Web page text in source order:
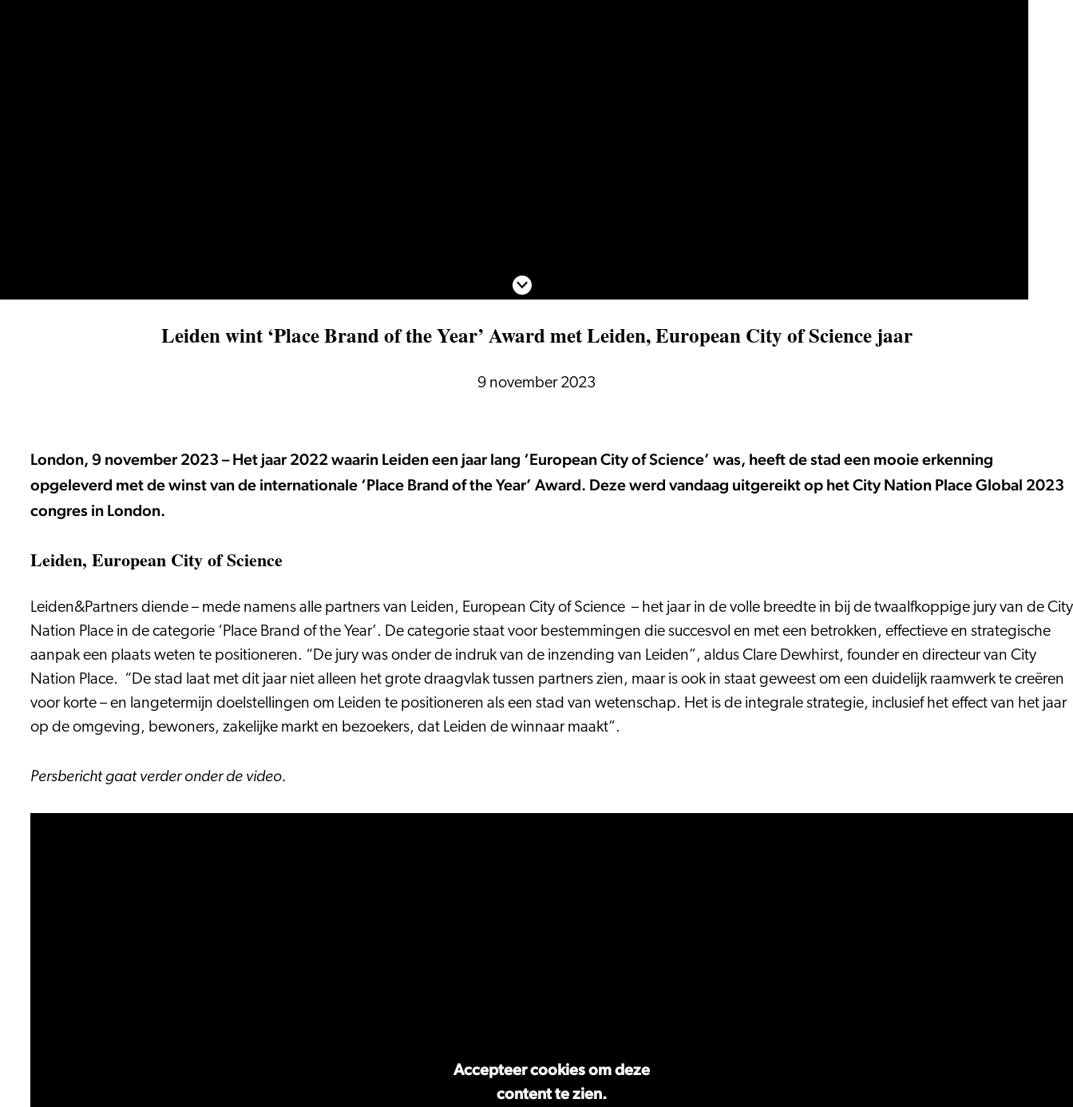
Scroll naar beneden
Leiden wint ‘Place Brand of the Year’ Award met Leiden, European City of Science jaar
9 november 2023
London, 9 november 2023 – Het jaar 2022 waarin Leiden een jaar lang ‘European City of Science’ was, heeft de stad een mooie erkenning
opgeleverd met de winst van de internationale ‘Place Brand of the Year’ Award. Deze werd vandaag uitgereikt op het City Nation Place Global 2023
congres in London.
Leiden, European City of Science
Leiden&Partners diende – mede namens alle partners van Leiden, European City of Science – het jaar in de volle breedte in bij de twaalfkoppige jury van de City
Nation Place in de categorie ‘Place Brand of the Year’. De categorie staat voor bestemmingen die succesvol en met een betrokken, effectieve en strategische
aanpak een plaats weten te positioneren. “De jury was onder de indruk van de inzending van Leiden”, aldus Clare Dewhirst, founder en directeur van City
Nation Place. “De stad laat met dit jaar niet alleen het grote draagvlak tussen partners zien, maar is ook in staat geweest om een duidelijk raamwerk te creëren
voor korte – en langetermijn doelstellingen om Leiden te positioneren als een stad van wetenschap. Het is de integrale strategie, inclusief het effect van het jaar
op de omgeving, bewoners, zakelijke markt en bezoekers, dat Leiden de winnaar maakt”.
Persbericht gaat verder onder de video.
Accepteer cookies om deze
content te zien.